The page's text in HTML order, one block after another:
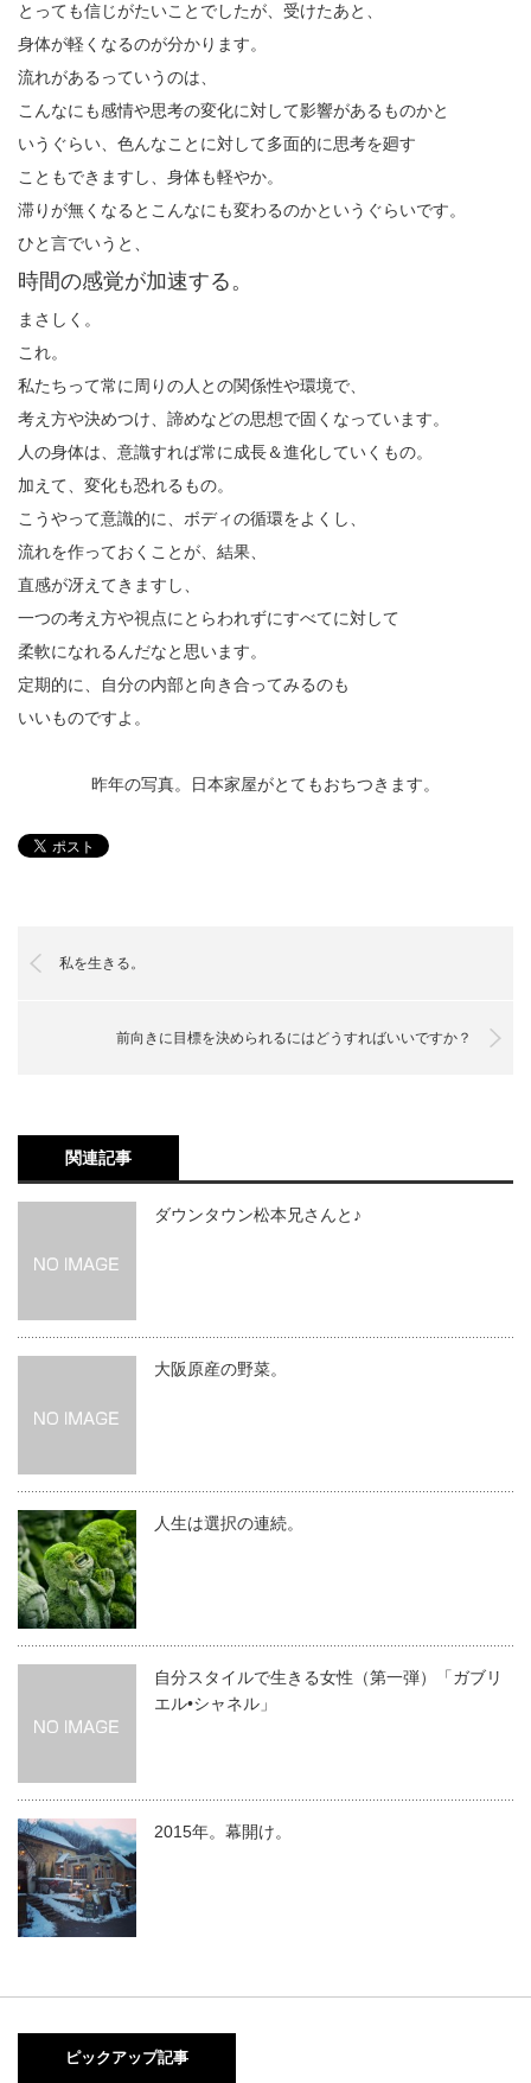
とっても信じがたいことでしたが、受けたあと、
身体が軽くなるのが分かります。
流れがあるっていうのは、
こんなにも感情や思考の変化に対して影響があるものかと
いうぐらい、色んなことに対して多面的に思考を廻す
こともできますし、身体も軽やか。
滞りが無くなるとこんなにも変わるのかというぐらいです。
ひと言でいうと、
時間の感覚が加速する。
まさしく。
これ。
私たちって常に周りの人との関係性や環境で、
考え方や決めつけ、諦めなどの思想で固くなっています。
人の身体は、意識すれば常に成長＆進化していくもの。
加えて、変化も恐れるもの。
こうやって意識的に、ボディの循環をよくし、
流れを作っておくことが、結果、
直感が冴えてきますし、
一つの考え方や視点にとらわれずにすべてに対して
柔軟になれるんだなと思います。
定期的に、自分の内部と向き合ってみるのも
いいものですよ。
昨年の写真。日本家屋がとてもおちつきます。
私を生きる。
前向きに目標を決められるにはどうすればいいですか？
関連記事
ダウンタウン松本兄さんと♪
大阪原産の野菜。
人生は選択の連続。
自分スタイルで生きる女性（第一弾）「ガブリ
エル•シャネル」
2015年。幕開け。
ピックアップ記事